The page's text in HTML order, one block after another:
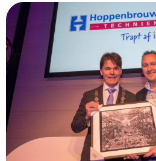
Bekijk
Burgemeester
Depla
trapt
opening
Hoppenbrouwers
Techniek
Breda
af